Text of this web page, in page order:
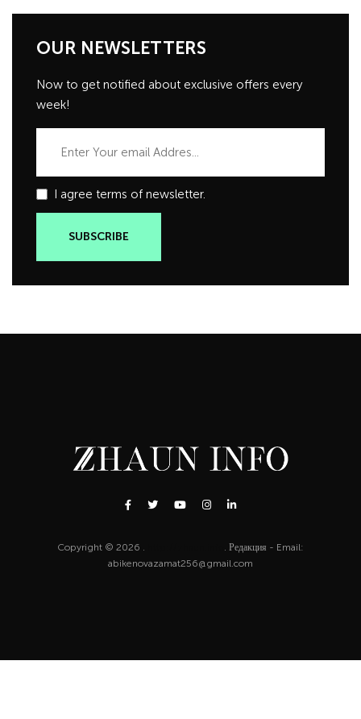
OUR NEWSLETTERS
Now to get notified about exclusive offers every
week!
I agree terms of newsletter.
Copyright © 2026 .
. Редакция - Email:
abikenovazamat256@gmail.com